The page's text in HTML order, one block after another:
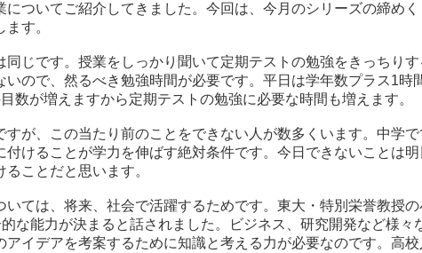
ついてご紹介してきました。今回は、今月のシリーズの締め
す。
じです。授業をしっかり聞いて定期テストの勉強をきっちり
ので、然るべき勉強時間が必要です。平日は学年数プラス1時
数が増えますから定期テストの勉強に必要な時間も増えます。
すが、この当たり前のことをできない人が数多くいます。中学
けることが学力を伸ばす絶対条件です。今日できないことは
ことだと思います。
ては、将来、社会で活躍するためです。東大・特別栄誉教授
な能力が決まると話されました。ビジネス、研究開発など様
イデアを考案するために知識と考える力が必要なのです。高